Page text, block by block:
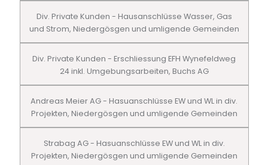
Div. Private Kunden - Hausanschlüsse Wasser, Gas
und Strom, Niedergösgen und umligende Gemeinden
Div. Private Kunden - Erschliessung EFH Wynefeldweg
24 inkl. Umgebungsarbeiten, Buchs AG
Andreas Meier AG - Hasuanschlüsse EW und WL in div.
Projekten, Niedergösgen und umligende Gemeinden
Strabag AG - Hasuanschlüsse EW und WL in div.
Projekten, Niedergösgen und umligende Gemeinden